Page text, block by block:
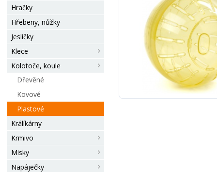
Hračky
Hřebeny, nůžky
Jesličky
Klece
Kolotoče, koule
Dřevěné
Kovové
Plastové
Králíkárny
Krmivo
Misky
Napáječky